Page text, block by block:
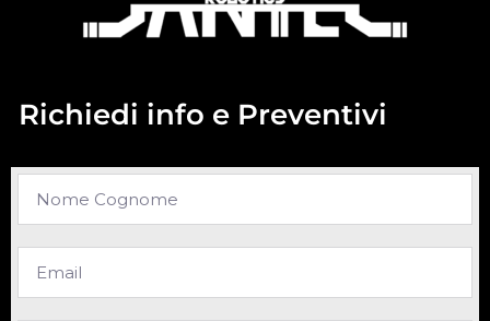
Richiedi info e Preventivi